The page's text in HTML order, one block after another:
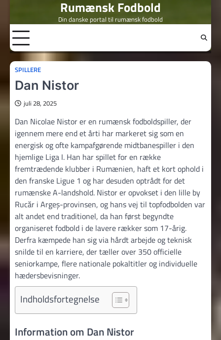
content
Rumænsk Fodbold
Din danske portal til rumænsk fodbold
SPILLERE
Dan Nistor
juli 28, 2025
Dan Nicolae Nistor er en rumænsk fodboldspiller, der
igennem mere end et årti har markeret sig som en
energisk og ofte kampafgørende midtbanespiller i den
hjemlige Liga I. Han har spillet for en række
fremtrædende klubber i Rumænien, haft et kort ophold i
den franske Ligue 1 og har desuden optrådt for det
rumænske A-landshold. Nistor er opvokset i den lille by
Rucăr i Argeș-provinsen, og hans vej til topfodbolden var
alt andet end traditionel, da han først begyndte
organiseret fodbold i de lavere rækker som 17-årig.
Derfra kæmpede han sig via hårdt arbejde og teknisk
snilde til en karriere, der tæller over 350 officielle
seniorkampe, flere nationale pokaltitler og individuelle
hædersbevisninger.
Indholdsfortegnelse
Information om Dan Nistor